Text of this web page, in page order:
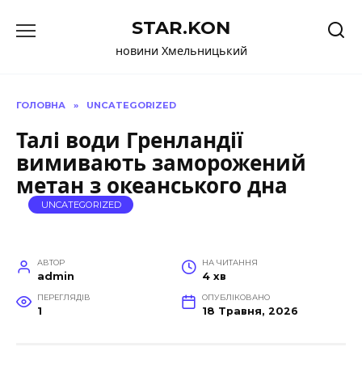
до
STAR.KON
новини Хмельницький
ГОЛОВНА » UNCATEGORIZED
Талі води Гренландії
вимивають заморожений
метан з океанського дна
UNCATEGORIZED
АВТОР
admin
НА ЧИТАННЯ
4 хв
ПЕРЕГЛЯДІВ
1
ОПУБЛІКОВАНО
18 Травня, 2026